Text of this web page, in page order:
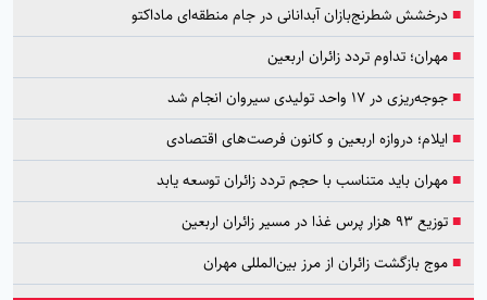
■درخشش شطرنج‌بازان آبدانانی در جام منطقه‌ای ماداکتو
■مهران؛ تداوم تردد زائران اربعین
■جوجه‌ریزی در ۱۷ واحد تولیدی سیروان انجام شد
■ ایلام؛ دروازه اربعین و کانون فرصت‌های اقتصادی
■مهران باید متناسب با حجم تردد زائران توسعه یابد
■توزیع ۹۳ هزار پرس غذا در مسیر زائران اربعین
■موج بازگشت زائران از مرز بین‌المللی مهران